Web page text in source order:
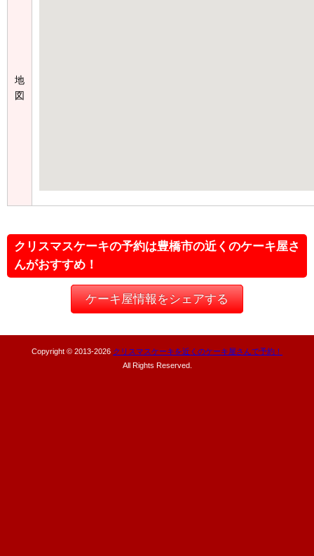
地
図
クリスマスケーキの予約は豊橋市の近くのケーキ屋さ
んがおすすめ！
ケーキ屋情報をシェアする
Copyright © 2013-2026 クリスマスケーキを近くのケーキ屋さんで予約！
All Rights Reserved.